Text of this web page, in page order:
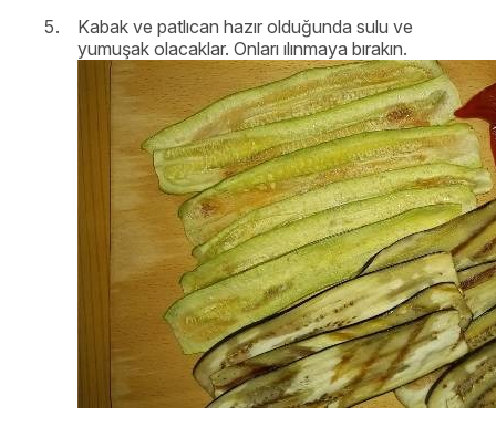
Kabak ve patlıcan hazır olduğunda sulu ve
yumuşak olacaklar. Onları ılınmaya bırakın.